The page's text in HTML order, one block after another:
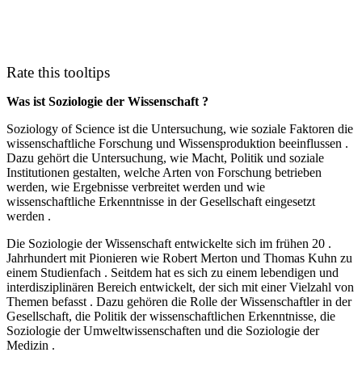
Rate this tooltips
Was ist Soziologie der Wissenschaft ?
Soziology of Science ist die Untersuchung, wie soziale Faktoren die
wissenschaftliche Forschung und Wissensproduktion beeinflussen .
Dazu gehört die Untersuchung, wie Macht, Politik und soziale
Institutionen gestalten, welche Arten von Forschung betrieben
werden, wie Ergebnisse verbreitet werden und wie
wissenschaftliche Erkenntnisse in der Gesellschaft eingesetzt
werden .
Die Soziologie der Wissenschaft entwickelte sich im frühen 20 .
Jahrhundert mit Pionieren wie Robert Merton und Thomas Kuhn zu
einem Studienfach . Seitdem hat es sich zu einem lebendigen und
interdisziplinären Bereich entwickelt, der sich mit einer Vielzahl von
Themen befasst . Dazu gehören die Rolle der Wissenschaftler in der
Gesellschaft, die Politik der wissenschaftlichen Erkenntnisse, die
Soziologie der Umweltwissenschaften und die Soziologie der
Medizin .